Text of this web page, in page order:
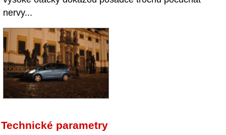
nervy...
Technické parametry